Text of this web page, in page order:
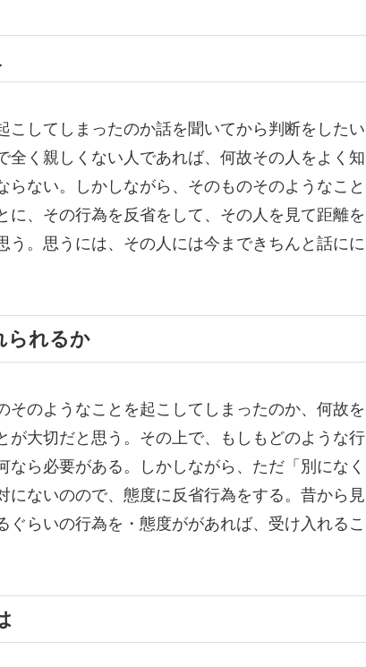
こしてしまったのか話を聞いてから判断をしたい
く親しくない人であれば、何故その人をよく知
ない。しかしながら、そのものそのようなこと
、その行為を反省をして、その人を見て距離を
。思うには、その人には今まできちんと話にに
られるか
そのようなことを起こしてしまったのか、何故を
が大切だと思う。その上で、もしもどのような行
ら必要がある。しかしながら、ただ「別になく
ないのので、態度に反省行為をする。昔から見
らいの行為を・態度ががあれば、受け入れるこ